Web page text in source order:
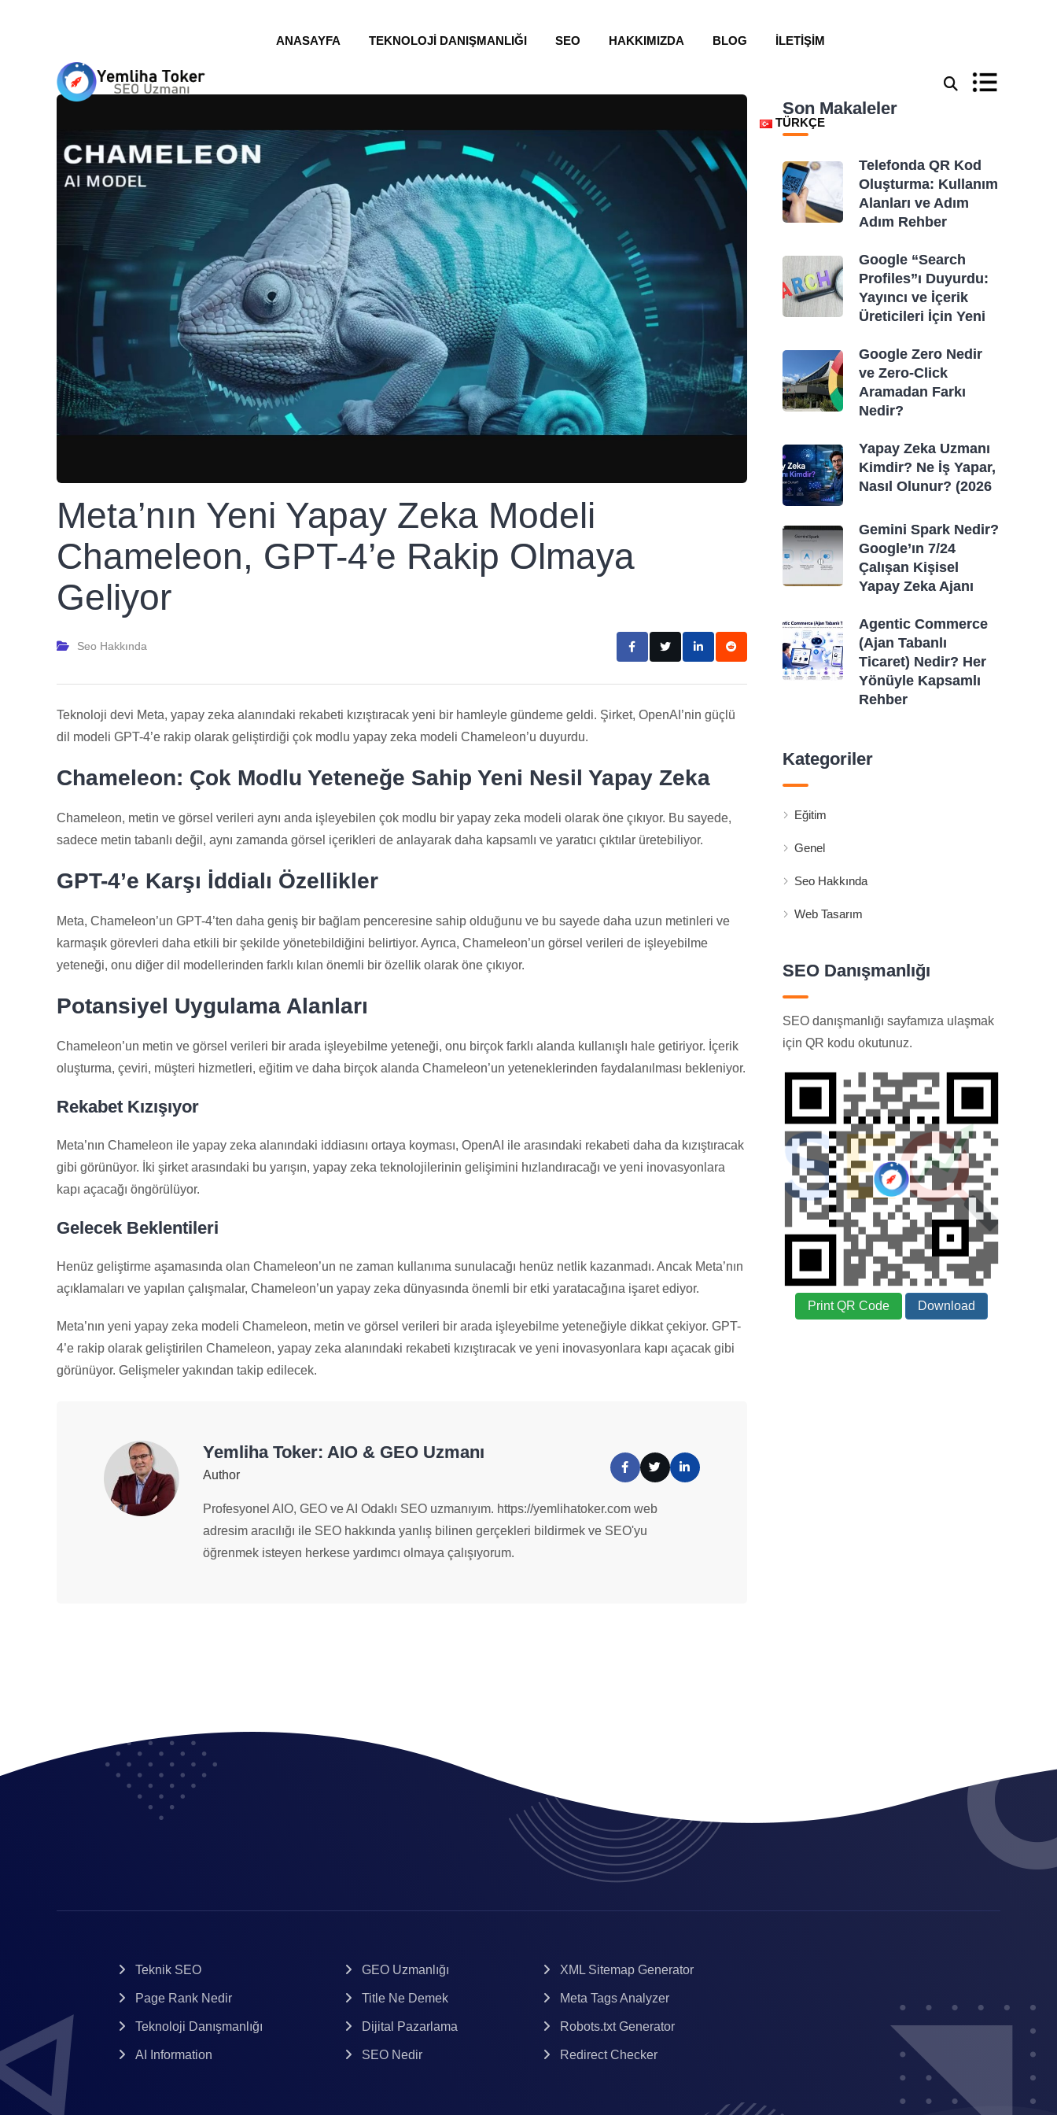
ANASAYFA TEKNOLOJI DANIŞMANLIĞI SEO HAKKIMIZDA BLOG İLETIŞIM
TÜRKÇE
Meta’nın Yeni Yapay Zeka Modeli
Chameleon, GPT-4’e Rakip Olmaya
Geliyor
Seo Hakkında
Teknoloji devi Meta, yapay zeka alanındaki rekabeti kızıştıracak yeni bir hamleyle gündeme geldi. Şirket, OpenAI’nin güçlü
dil modeli GPT-4’e rakip olarak geliştirdiği çok modlu yapay zeka modeli Chameleon’u duyurdu.
Chameleon: Çok Modlu Yeteneğe Sahip Yeni Nesil Yapay Zeka
Chameleon, metin ve görsel verileri aynı anda işleyebilen çok modlu bir yapay zeka modeli olarak öne çıkıyor. Bu sayede,
sadece metin tabanlı değil, aynı zamanda görsel içerikleri de anlayarak daha kapsamlı ve yaratıcı çıktılar üretebiliyor.
GPT-4’e Karşı İddialı Özellikler
Meta, Chameleon’un GPT-4’ten daha geniş bir bağlam penceresine sahip olduğunu ve bu sayede daha uzun metinleri ve
karmaşık görevleri daha etkili bir şekilde yönetebildiğini belirtiyor. Ayrıca, Chameleon’un görsel verileri de işleyebilme
yeteneği, onu diğer dil modellerinden farklı kılan önemli bir özellik olarak öne çıkıyor.
Potansiyel Uygulama Alanları
Chameleon’un metin ve görsel verileri bir arada işleyebilme yeteneği, onu birçok farklı alanda kullanışlı hale getiriyor. İçerik
oluşturma, çeviri, müşteri hizmetleri, eğitim ve daha birçok alanda Chameleon’un yeteneklerinden faydalanılması bekleniyor.
Rekabet Kızışıyor
Meta’nın Chameleon ile yapay zeka alanındaki iddiasını ortaya koyması, OpenAI ile arasındaki rekabeti daha da kızıştıracak
gibi görünüyor. İki şirket arasındaki bu yarışın, yapay zeka teknolojilerinin gelişimini hızlandıracağı ve yeni inovasyonlara
kapı açacağı öngörülüyor.
Gelecek Beklentileri
Henüz geliştirme aşamasında olan Chameleon’un ne zaman kullanıma sunulacağı henüz netlik kazanmadı. Ancak Meta’nın
açıklamaları ve yapılan çalışmalar, Chameleon’un yapay zeka dünyasında önemli bir etki yaratacağına işaret ediyor.
Meta’nın yeni yapay zeka modeli Chameleon, metin ve görsel verileri bir arada işleyebilme yeteneğiyle dikkat çekiyor. GPT-
4’e rakip olarak geliştirilen Chameleon, yapay zeka alanındaki rekabeti kızıştıracak ve yeni inovasyonlara kapı açacak gibi
görünüyor. Gelişmeler yakından takip edilecek.
Yemliha Toker: AIO & GEO Uzmanı
Author
Profesyonel AIO, GEO ve AI Odaklı SEO uzmanıyım. https://yemlihatoker.com web
adresim aracılığı ile SEO hakkında yanlış bilinen gerçekleri bildirmek ve SEO'yu
öğrenmek isteyen herkese yardımcı olmaya çalışıyorum.
Son Makaleler
Telefonda QR Kod
Oluşturma: Kullanım
Alanları ve Adım
Adım Rehber
Google “Search
Profiles”ı Duyurdu:
Yayıncı ve İçerik
Üreticileri İçin Yeni
Google Zero Nedir
ve Zero-Click
Aramadan Farkı
Nedir?
Yapay Zeka Uzmanı
Kimdir? Ne İş Yapar,
Nasıl Olunur? (2026
Gemini Spark Nedir?
Google’ın 7/24
Çalışan Kişisel
Yapay Zeka Ajanı
Agentic Commerce
(Ajan Tabanlı
Ticaret) Nedir? Her
Yönüyle Kapsamlı
Rehber
Kategoriler
Eğitim
Genel
Seo Hakkında
Web Tasarım
SEO Danışmanlığı
SEO danışmanlığı sayfamıza ulaşmak
için QR kodu okutunuz.
Print QR Code Download
Teknik SEO
Page Rank Nedir
Teknoloji Danışmanlığı
AI Information
GEO Uzmanlığı
Title Ne Demek
Dijital Pazarlama
SEO Nedir
XML Sitemap Generator
Meta Tags Analyzer
Robots.txt Generator
Redirect Checker